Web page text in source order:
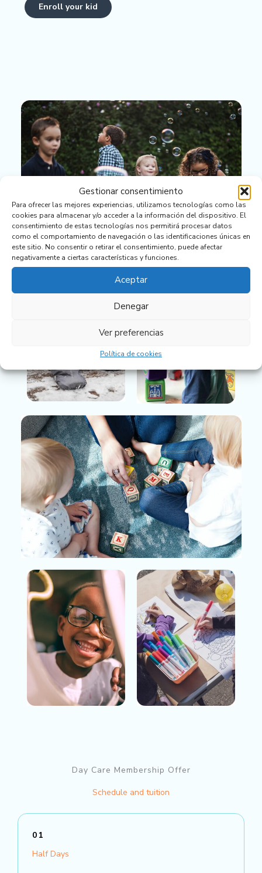
Gestionar consentimiento
Para ofrecer las mejores experiencias, utilizamos tecnologías como las
cookies para almacenar y/o acceder a la información del dispositivo. El
consentimiento de estas tecnologías nos permitirá procesar datos
como el comportamiento de navegación o las identificaciones únicas en
este sitio. No consentir o retirar el consentimiento, puede afectar
negativamente a ciertas características y funciones.
Aceptar
Denegar
Ver preferencias
Política de cookies
Enroll your kid
Day Care Membership Offer
Schedule and tuition
01
Half Days